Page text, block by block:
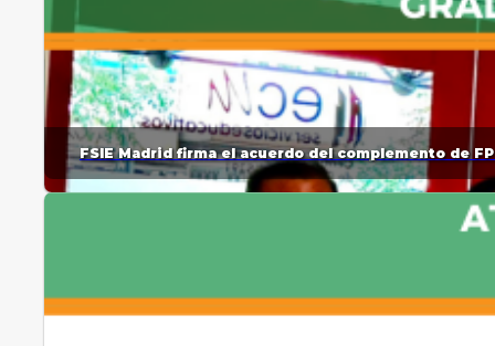
FSIE Madrid firma el acuerdo del complemento de